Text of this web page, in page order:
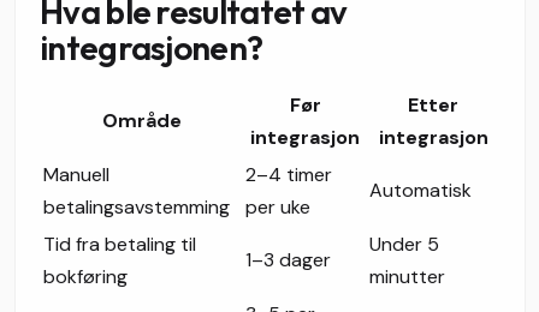
Hva ble resultatet av
integrasjonen?
Område
Før
integrasjon
Etter
integrasjon
Manuell
betalingsavstemming
2–4 timer
per uke
Automatisk
Tid fra betaling til
bokføring
1–3 dager
Under 5
minutter